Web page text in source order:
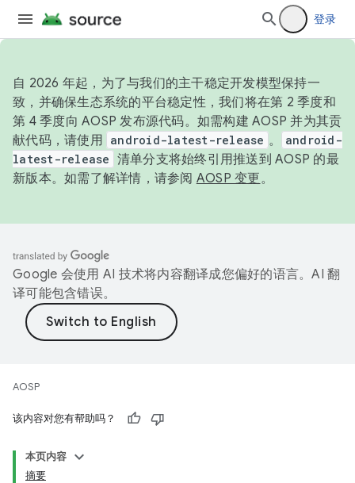
登录
自 2026 年起，为了与我们的主干稳定开发模型保持一
致，并确保生态系统的平台稳定性，我们将在第 2 季度和
第 4 季度向 AOSP 发布源代码。如需构建 AOSP 并为其贡
献代码，请使用 android-latest-release 。
android-
latest-release 清单分支将始终引用推送到 AOSP 的最
新版本。如需了解详情，请参阅 AOSP 变更。
Google 会使用 AI 技术将内容翻译成您偏好的语言。AI 翻
译可能包含错误。
AOSP
该内容对您有帮助吗？
本页内容
摘要